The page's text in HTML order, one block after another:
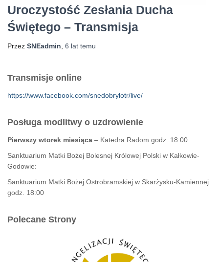
Uroczystość Zesłania Ducha
Świętego – Transmisja
Przez SNEadmin 6 lat temu
Transmisje online
https://www.facebook.com/snedobrylotr/live/
Posługa modlitwy o uzdrowienie
Pierwszy wtorek miesiąca – Katedra Radom godz. 18:00
Sanktuarium Matki Bożej Bolesnej Królowej Polski w Kałkowie-
Godowie:
Sanktuarium Matki Bożej Ostrobramskiej w Skarżysku-Kamiennej
godz. 18:00
Polecane Strony